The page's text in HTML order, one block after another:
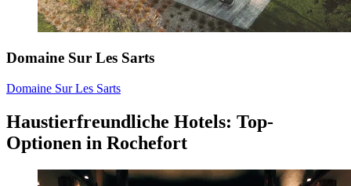
Domaine Sur Les Sarts
Domaine Sur Les Sarts
Haustierfreundliche Hotels: Top-
Optionen in Rochefort